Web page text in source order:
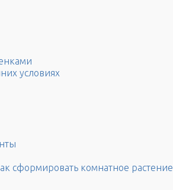
условиях
сформировать комнатное растение